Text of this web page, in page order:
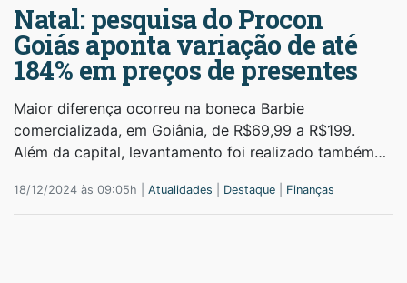
Natal: pesquisa do Procon
Goiás aponta variação de até
184% em preços de presentes
Maior diferença ocorreu na boneca Barbie
comercializada, em Goiânia, de R$69,99 a R$199.
Além da capital, levantamento foi realizado também…
18/12/2024 às 09:05h | Atualidades Destaque Finanças